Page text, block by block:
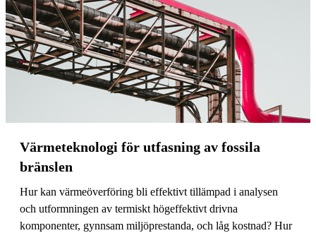
Värmeteknologi för utfasning av fossila
bränslen
Hur kan värmeöverföring bli effektivt tillämpad i analysen
och utformningen av termiskt högeffektivt drivna
komponenter, gynnsam miljöprestanda, och låg kostnad? Hur